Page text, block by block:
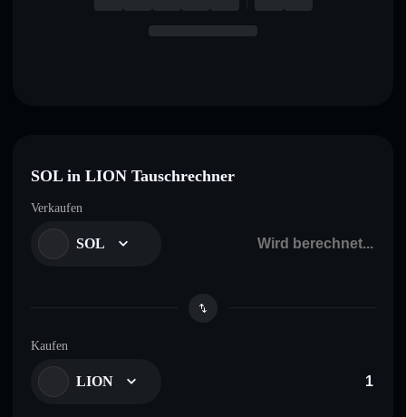
SOL in LION Tauschrechner
Verkaufen
SOL
Kaufen
LION